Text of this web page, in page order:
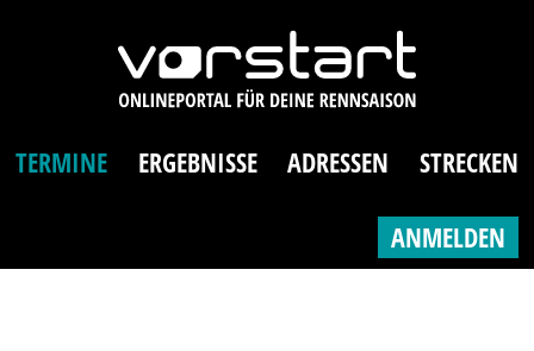
TERMINE ERGEBNISSE ADRESSEN STRECKEN
ANMELDEN